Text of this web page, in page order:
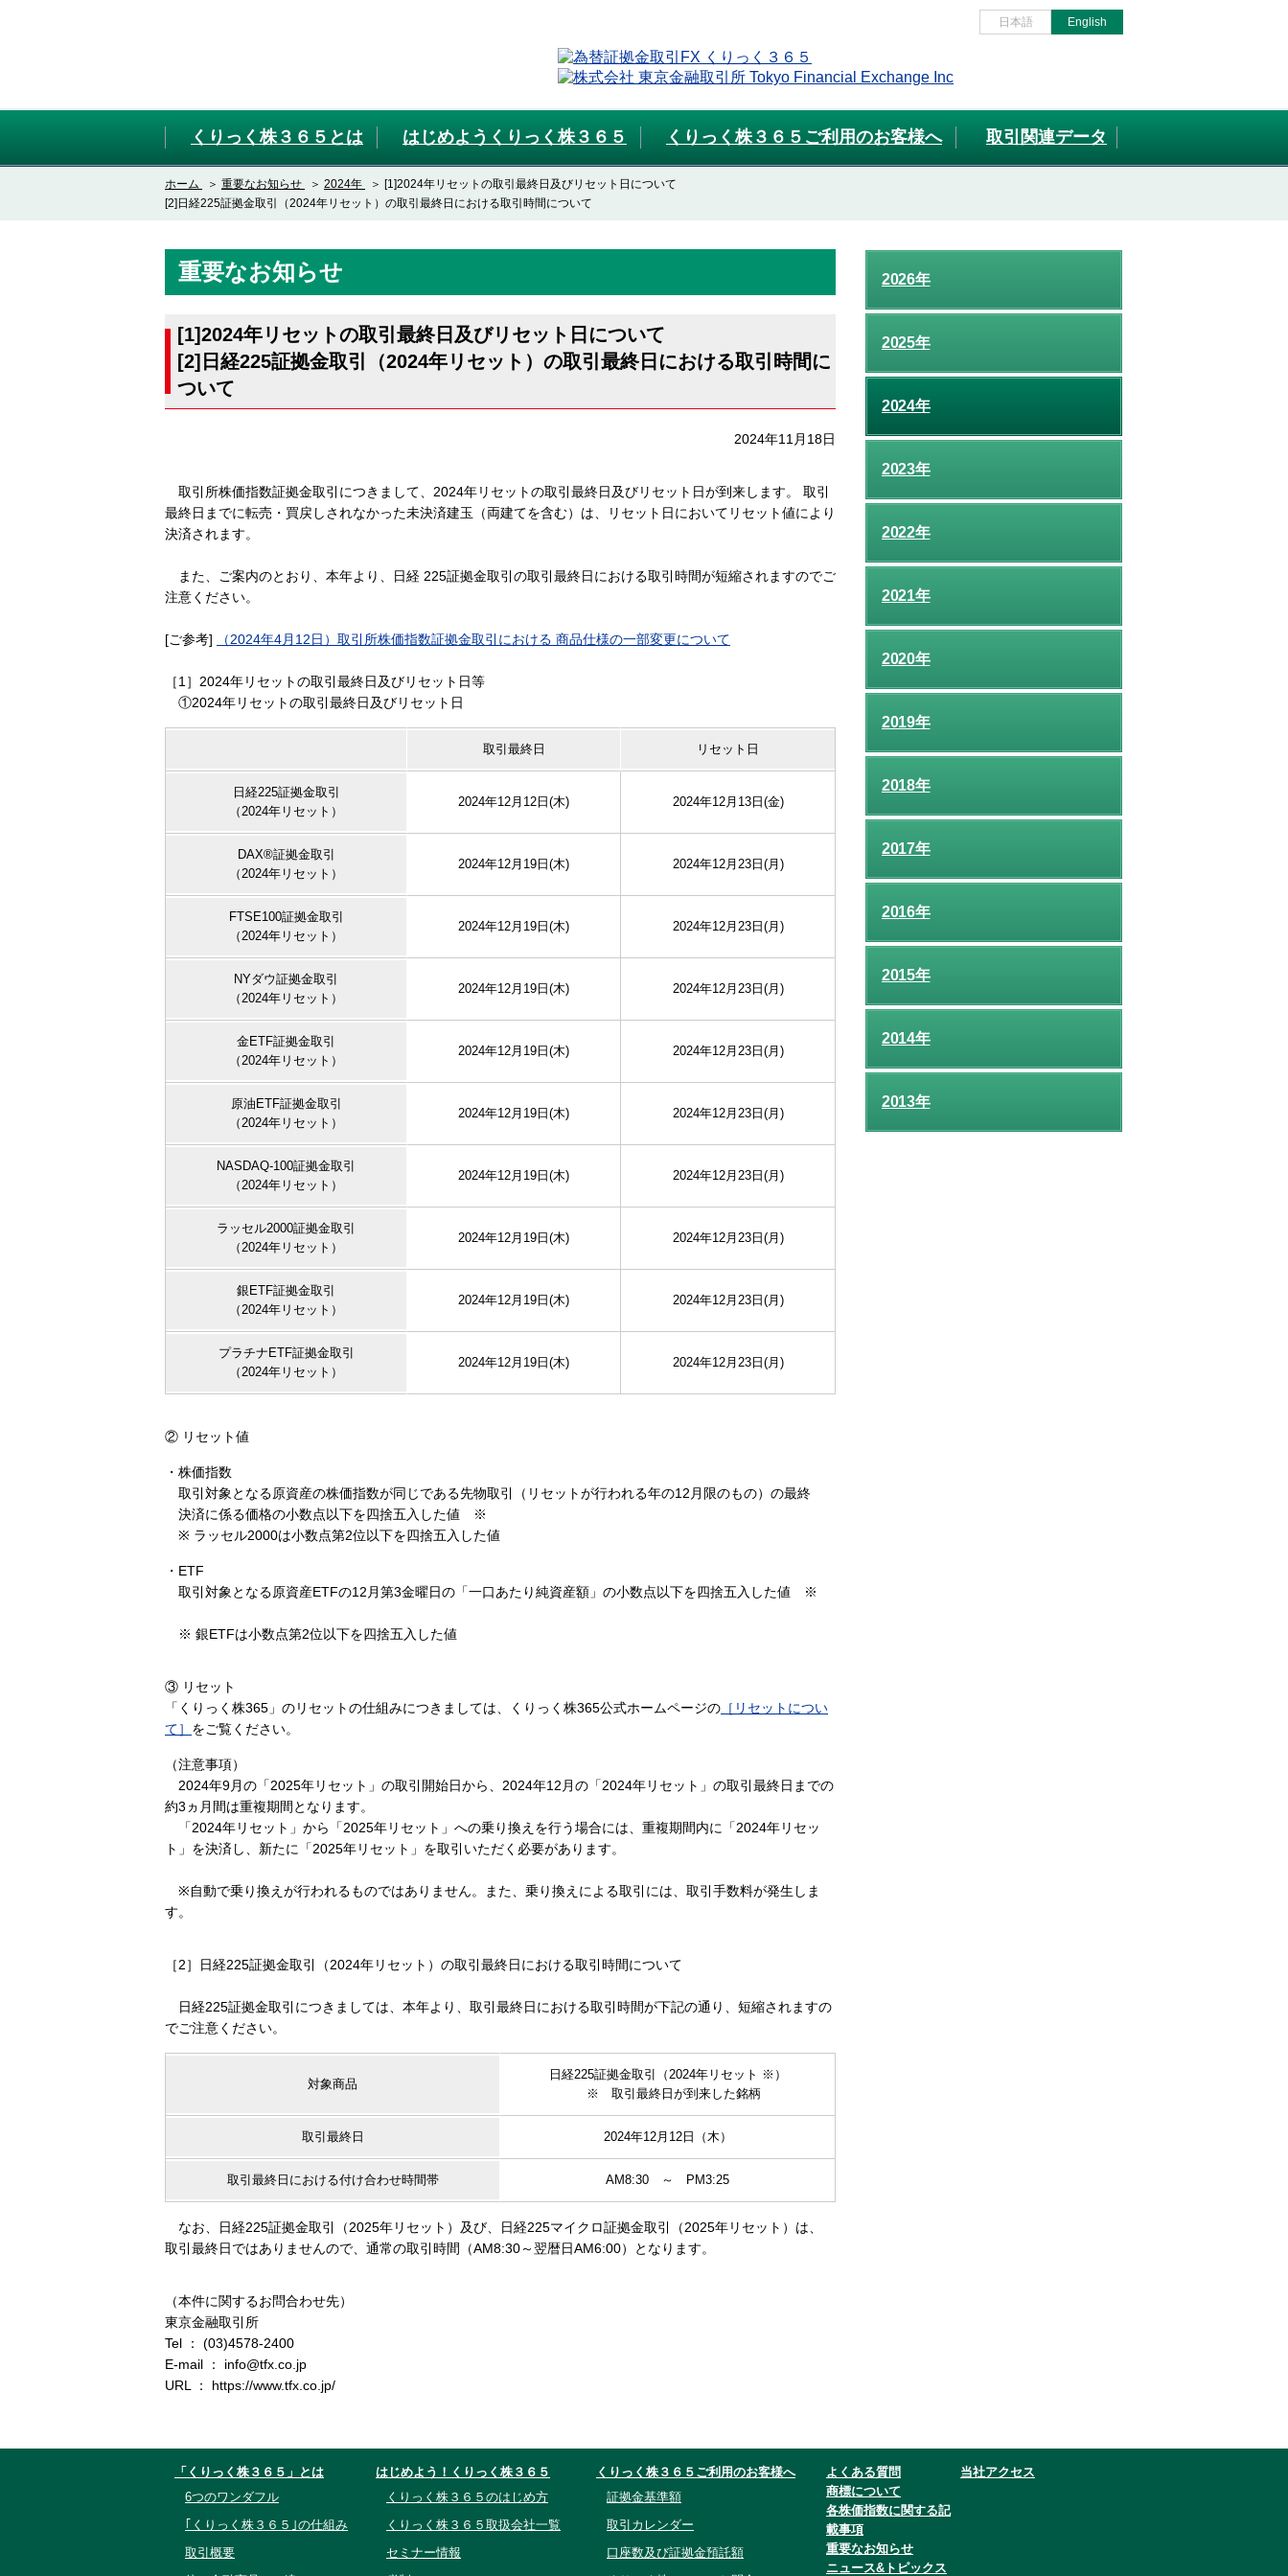
日本語 English
くりっく株３６５とは はじめようくりっく株３６５ くりっく株３６５ご利用のお客様へ 取引関連データ
ホーム 重要なお知らせ 2024年
[1]2024年リセットの取引最終日及びリセット日について
[2]日経225証拠金取引（2024年リセット）の取引最終日における取引時間について
重要なお知らせ
[1]2024年リセットの取引最終日及びリセット日について
[2]日経225証拠金取引（2024年リセット）の取引最終日における取引時間に
ついて
2024年11月18日
取引所株価指数証拠金取引につきまして、2024年リセットの取引最終日及びリセット日が到来します。 取引
最終日までに転売・買戻しされなかった未決済建玉（両建てを含む）は、リセット日においてリセット値により
決済されます。
また、ご案内のとおり、本年より、日経 225証拠金取引の取引最終日における取引時間が短縮されますのでご
注意ください。
[ご参考] （2024年4月12日）取引所株価指数証拠金取引における 商品仕様の一部変更について
［1］2024年リセットの取引最終日及びリセット日等
①2024年リセットの取引最終日及びリセット日
取引最終日 リセット日
日経225証拠金取引
（2024年リセット）
2024年12月12日(木) 2024年12月13日(金)
DAX®証拠金取引
（2024年リセット）
2024年12月19日(木) 2024年12月23日(月)
FTSE100証拠金取引
（2024年リセット）
2024年12月19日(木) 2024年12月23日(月)
NYダウ証拠金取引
（2024年リセット）
2024年12月19日(木) 2024年12月23日(月)
金ETF証拠金取引
（2024年リセット）
2024年12月19日(木) 2024年12月23日(月)
原油ETF証拠金取引
（2024年リセット）
2024年12月19日(木) 2024年12月23日(月)
NASDAQ-100証拠金取引
（2024年リセット）
2024年12月19日(木) 2024年12月23日(月)
ラッセル2000証拠金取引
（2024年リセット）
2024年12月19日(木) 2024年12月23日(月)
銀ETF証拠金取引
（2024年リセット）
2024年12月19日(木) 2024年12月23日(月)
プラチナETF証拠金取引
（2024年リセット）
2024年12月19日(木) 2024年12月23日(月)
② リセット値
・株価指数
取引対象となる原資産の株価指数が同じである先物取引（リセットが行われる年の12月限のもの）の最終
決済に係る価格の小数点以下を四捨五入した値 ※
※ ラッセル2000は小数点第2位以下を四捨五入した値
・ETF
取引対象となる原資産ETFの12月第3金曜日の「一口あたり純資産額」の小数点以下を四捨五入した値 ※
※ 銀ETFは小数点第2位以下を四捨五入した値
③ リセット
「くりっく株365」のリセットの仕組みにつきましては、くりっく株365公式ホームページの ［リセットについ
て］ をご覧ください。
（注意事項）
2024年9月の「2025年リセット」の取引開始日から、2024年12月の「2024年リセット」の取引最終日までの
約3ヵ月間は重複期間となります。
「2024年リセット」から「2025年リセット」への乗り換えを行う場合には、重複期間内に「2024年リセッ
ト」を決済し、新たに「2025年リセット」を取引いただく必要があります。
※自動で乗り換えが行われるものではありません。また、乗り換えによる取引には、取引手数料が発生しま
す。
［2］日経225証拠金取引（2024年リセット）の取引最終日における取引時間について
日経225証拠金取引につきましては、本年より、取引最終日における取引時間が下記の通り、短縮されますの
でご注意ください。
対象商品
日経225証拠金取引（2024年リセット ※）
※ 取引最終日が到来した銘柄
取引最終日 2024年12月12日（木）
取引最終日における付け合わせ時間帯 AM8:30 ～ PM3:25
なお、日経225証拠金取引（2025年リセット）及び、日経225マイクロ証拠金取引（2025年リセット）は、
取引最終日ではありませんので、通常の取引時間（AM8:30～翌暦日AM6:00）となります。
（本件に関するお問合わせ先）
東京金融取引所
Tel ： (03)4578-2400
E-mail ： info@tfx.co.jp
URL ： https://www.tfx.co.jp/
2026年
2025年
2024年
2023年
2022年
2021年
2020年
2019年
2018年
2017年
2016年
2015年
2014年
2013年
「くりっく株３６５」とは
6つのワンダフル
｢くりっく株３６５｣の仕組み
取引概要
はじめよう！くりっく株３６５
くりっく株３６５のはじめ方
くりっく株３６５取扱会社一覧
セミナー情報
くりっく株３６５ご利用のお客様へ
証拠金基準額
取引カレンダー
口座数及び証拠金預託額
よくある質問
商標について
各株価指数に関する記
載事項
重要なお知らせ
ニュース&トピックス
当社アクセス